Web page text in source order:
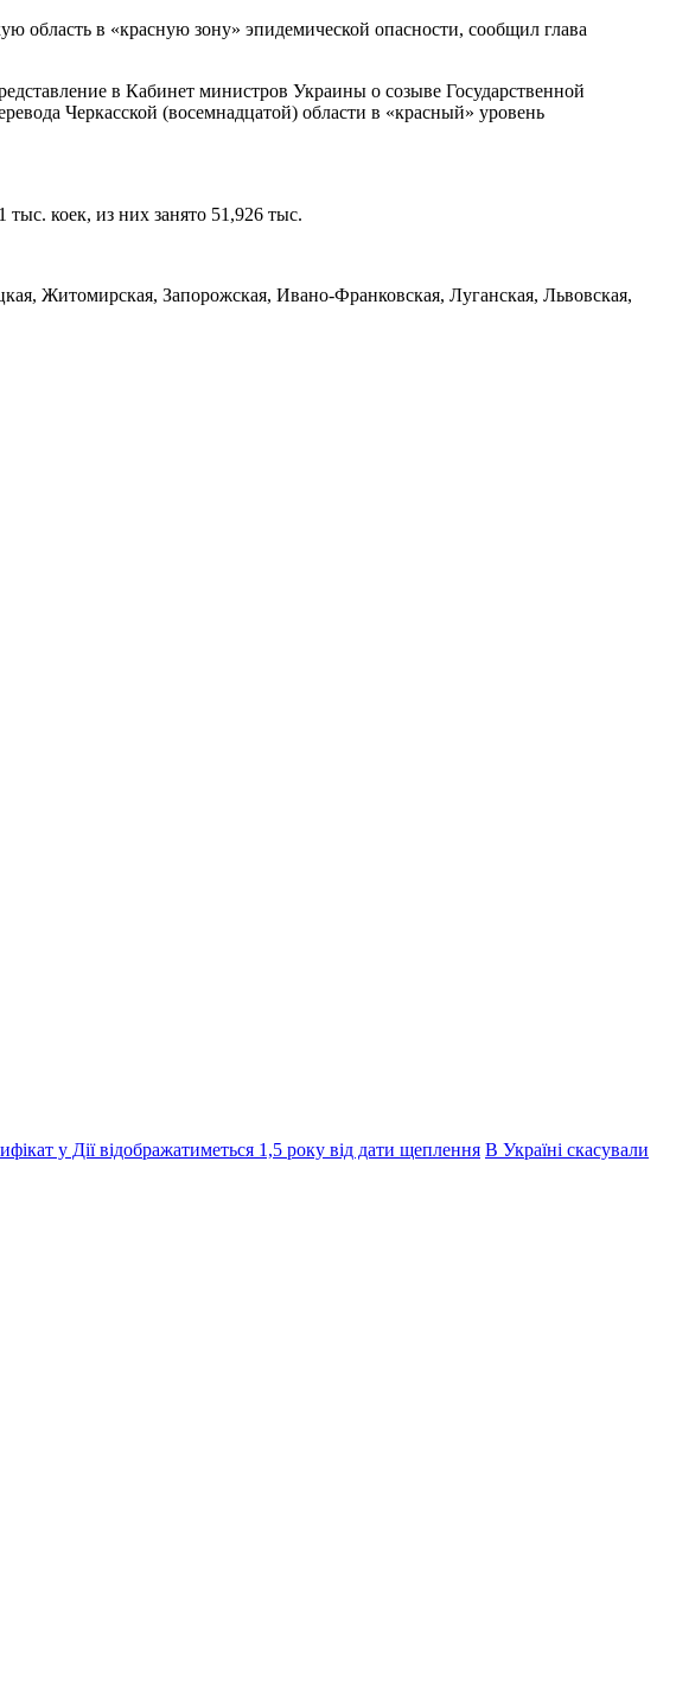
область в «красную зону» эпидемической опасности, сообщил глава
в Кабинет министров Украины о созыве Государственной
Черкасской (восемнадцатой) области в «красный» уровень
коек, из них занято 51,926 тыс.
Житомирская, Запорожская, Ивано-Франковская, Луганская, Львовская,
у Дії відображатиметься 1,5 року від дати щеплення В Україні скасували